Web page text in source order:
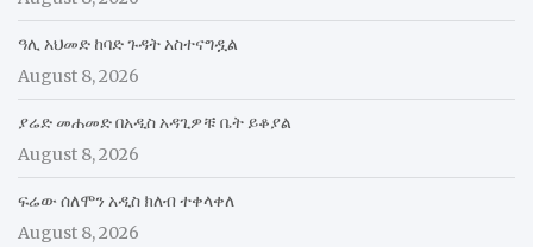
ዓሊ አህመድ ከባድ ጉዳት አስተናግዷል
August 8, 2026
ያሬድ መሐመድ በአዲስ አዳጊዎቹ ቤት ይቆያል
August 8, 2026
ፍሬው ሰለሞን አዲስ ክለብ ተቀላቀለ
August 8, 2026